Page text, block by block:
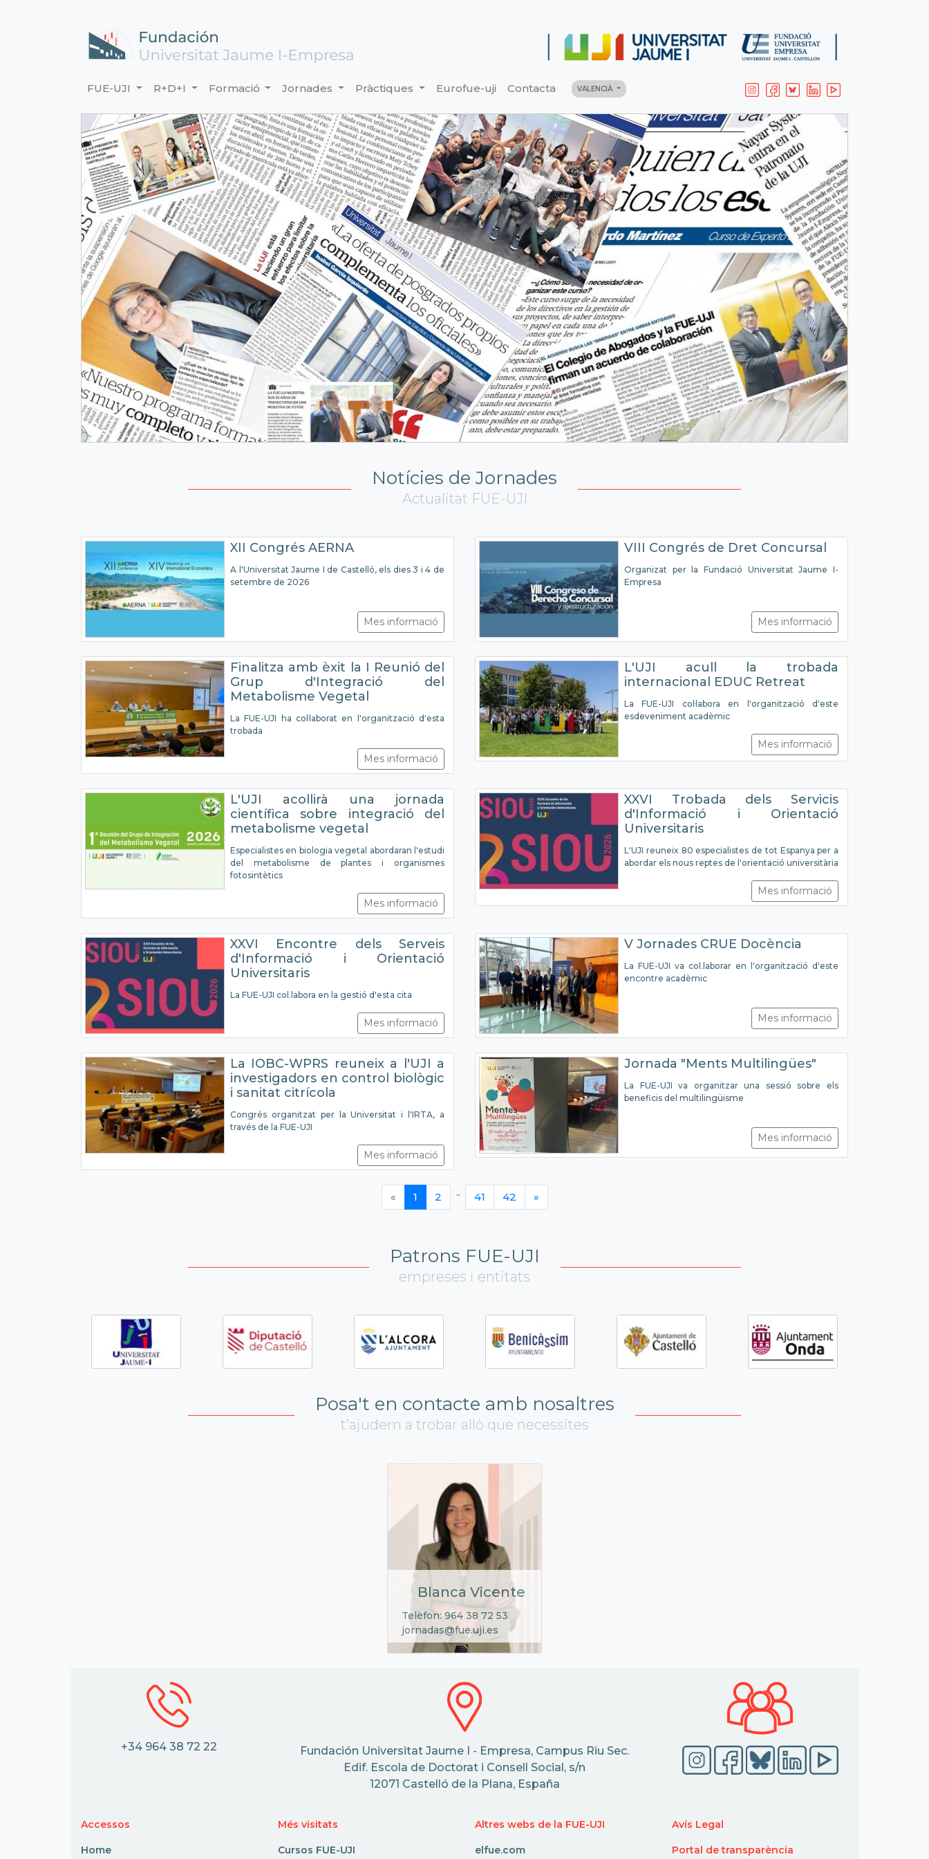
FUE-UJI R+D+I Formació Jornades Pràctiques Eurofue-uji Contacta VALENCIÀ
Notícies de Jornades
Actualitat FUE-UJI
XII Congrés AERNA
A l'Universitat Jaume I de Castelló, els dies 3 i 4 de
setembre de 2026
Mes informació
VIII Congrés de Dret Concursal
Organizat per la Fundació Universitat Jaume I-
Empresa
Mes informació
Finalitza amb èxit la I Reunió del
Grup d'Integració del
Metabolisme Vegetal
La FUE-UJI ha col·laborat en l'organització d'esta
trobada
Mes informació
L'UJI acull la trobada
internacional EDUC Retreat
La FUE-UJI col·labora en l'organització d'este
esdeveniment acadèmic
Mes informació
L'UJI acollirà una jornada
científica sobre integració del
metabolisme vegetal
Especialistes en biologia vegetal abordaran l'estudi
del metabolisme de plantes i organismes
fotosintètics
Mes informació
XXVI Trobada dels Servicis
d'Informació i Orientació
Universitaris
L'UJI reuneix 80 especialistes de tot Espanya per a
abordar els nous reptes de l'orientació universitària
Mes informació
XXVI Encontre dels Serveis
d'Informació i Orientació
Universitaris
La FUE-UJI col.labora en la gestió d'esta cita
Mes informació
V Jornades CRUE Docència
La FUE-UJI va col.laborar en l'organització d'este
encontre acadèmic
Mes informació
La IOBC-WPRS reuneix a l'UJI a
investigadors en control biològic
i sanitat citrícola
Congrés organitzat per la Universitat i l'IRTA, a
través de la FUE-UJI
Mes informació
Jornada "Ments Multilingües"
La FUE-UJI va organitzar una sessió sobre els
beneficis del multilingüisme
Mes informació
« 1 2 .. 41 42 »
Patrons FUE-UJI
empreses i entitats
Posa't en contacte amb nosaltres
t’ajudem a trobar allò que necessites
Blanca Vicente
Telèfon: 964 38 72 53
jornadas@fue.uji.es
+34 964 38 72 22
Fundación Universitat Jaume I - Empresa, Campus Riu Sec.
Edif. Escola de Doctorat i Consell Social, s/n
12071 Castelló de la Plana, España
Accessos
Home
Més visitats
Cursos FUE-UJI
Altres webs de la FUE-UJI
elfue.com
Avís Legal
Portal de transparència